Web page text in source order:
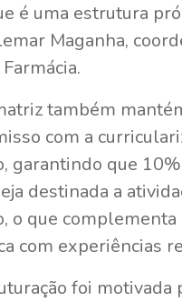
é uma estrutura
Maganha,
também
com a
garantindo que
destinada a
o que complementa
com experiências
foi motivada